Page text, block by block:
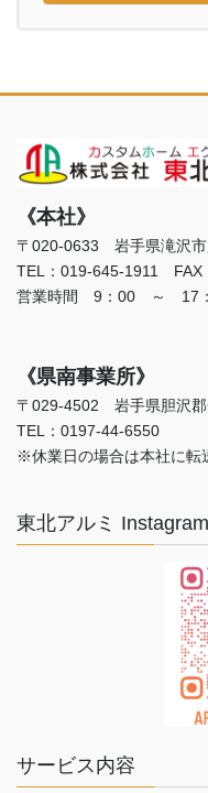
《本社》
〒020-0633 岩手県滝沢市
TEL：019-645-1911 FAX
営業時間 9：00 ～ 17
《県南事業所》
〒029-4502 岩手県胆沢郡
TEL：0197-44-6550
※休業日の場合は本社に転
東北アルミ Instagram
サービス内容